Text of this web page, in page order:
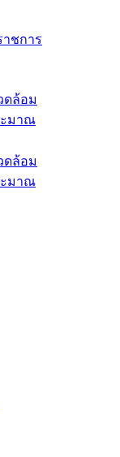
ดล้อม
ะมาณ
ชการ
ดล้อม
ะมาณ